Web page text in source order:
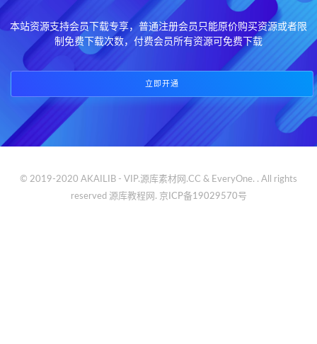
本站资源支持会员下载专享，普通注册会员只能原价购买资源或者限
制免费下载次数，付费会员所有资源可免费下载
立即开通
© 2019-2020 AKAILIB - VIP.源库素材网.CC & EveryOne. . All rights
reserved 源库教程网. 京ICP备19029570号